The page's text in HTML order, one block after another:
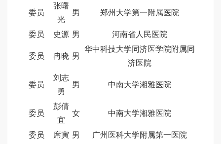
委员
张曙
光
男 郑州大学第一附属医院
委员 史源 男 河南省人民医院
委员 冉晓 男
华中科技大学同济医学院附属同
济医院
委员
刘志
勇
男 中南大学湘雅医院
委员
彭倩
宜
女 中南大学湘雅医院
委员 席寅 男 广州医科大学附属第一医院